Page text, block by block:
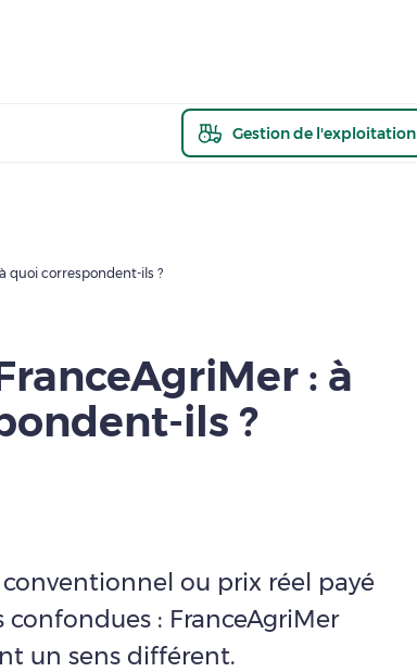
Gestion de l'exploitation
quoi correspondent-ils ?
: à
ils ?
ou prix réel payé
: FranceAgriMer
un sens différent.